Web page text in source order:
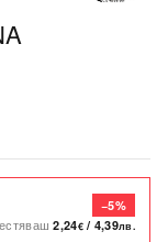
−5%
2,24€/ 4,39лв.